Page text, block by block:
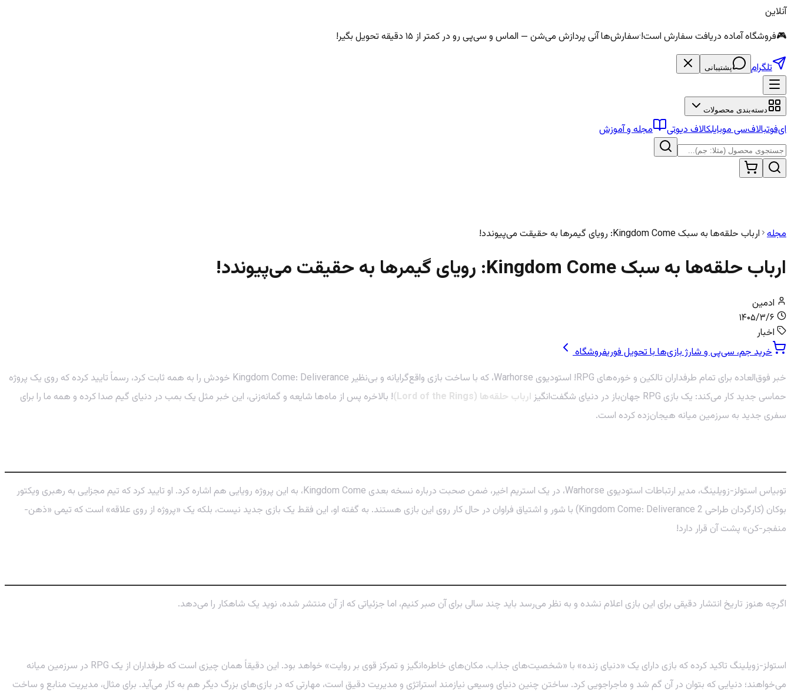
آنلاین
🎮فروشگاه آماده دریافت سفارش است!·سفارش‌ها آنی پردازش می‌شن — الماس و سی‌پی رو در کمتر از ۱۵ دقیقه تحویل بگیر!
تلگرام پشتیبانی
دسته‌بندی محصولات
ای‌فوتبالاف‌سی موبایلکالاف دیوتی مجله و آموزش
مجله ارباب حلقه‌ها به سبک Kingdom Come: رویای گیمرها به حقیقت می‌پیوندد!
ارباب حلقه‌ها به سبک Kingdom Come: رویای گیمرها به حقیقت می‌پیوندد!
ادمین
۱۴۰۵/۳/۶
اخبار
خرید جم، سی‌پی و شارژ بازی‌ها با تحویل فوریفروشگاه
خبر فوق‌العاده برای تمام طرفداران تالکین و خوره‌های RPG! استودیوی Warhorse، که با ساخت بازی واقع‌گرایانه و بی‌نظیر Kingdom Come: Deliverance خودش را به همه ثابت کرد، رسماً تایید کرده که روی یک پروژه
حماسی جدید کار می‌کند: یک بازی RPG جهان‌باز در دنیای شگفت‌انگیز
ارباب حلقه‌ها (Lord of the Rings)
! بالاخره پس از ماه‌ها شایعه و گمانه‌زنی، این خبر مثل یک بمب در دنیای گیم صدا کرده و همه ما را برای
سفری جدید به سرزمین میانه هیجان‌زده کرده است.
توبیاس استولز-زویلینگ، مدیر ارتباطات استودیوی Warhorse، در یک استریم اخیر، ضمن صحبت درباره نسخه بعدی Kingdom Come، به این پروژه رویایی هم اشاره کرد. او تایید کرد که تیم مجزایی به رهبری ویکتور
بوکان (کارگردان طراحی Kingdom Come: Deliverance 2) با شور و اشتیاق فراوان در حال کار روی این بازی هستند. به گفته او، این فقط یک بازی جدید نیست، بلکه یک «پروژه از روی علاقه» است که تیمی «ذهن‌-
منفجر-کن» پشت آن قرار دارد!
اگرچه هنوز تاریخ انتشار دقیقی برای این بازی اعلام نشده و به نظر می‌رسد باید چند سالی برای آن صبر کنیم، اما جزئیاتی که از آن منتشر شده، نوید یک شاهکار را می‌دهد.
استولز-زویلینگ تاکید کرده که بازی دارای یک «دنیای زنده» با «شخصیت‌های جذاب، مکان‌های خاطره‌انگیز و تمرکز قوی بر روایت» خواهد بود. این دقیقاً همان چیزی است که طرفداران از یک RPG در سرزمین میانه
می‌خواهند؛ دنیایی که بتوان در آن گم شد و ماجراجویی کرد. ساختن چنین دنیای وسیعی نیازمند استراتژی و مدیریت دقیق است، مهارتی که در بازی‌های بزرگ دیگر هم به کار می‌آید. برای مثال، مدیریت منابع و ساخت